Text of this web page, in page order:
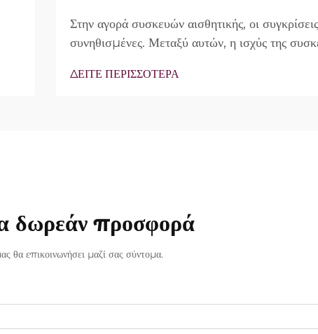
Στην αγορά συσκευών αισθητικής, οι
συνηθισμένες. Μεταξύ αυτών, η ισχύς της
άποψης, η πραγματικότητα είναι πολύ
ΔΕΙΤΕ ΠΕΡΙΣΣΟΤΕΡΑ
δωρεάν προσφορά
θα επικοινωνήσει μαζί σας σύντομα.